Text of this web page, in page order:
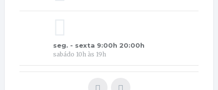
seg. - sexta 9:00h 20:00h
sabádo 10h às 19h